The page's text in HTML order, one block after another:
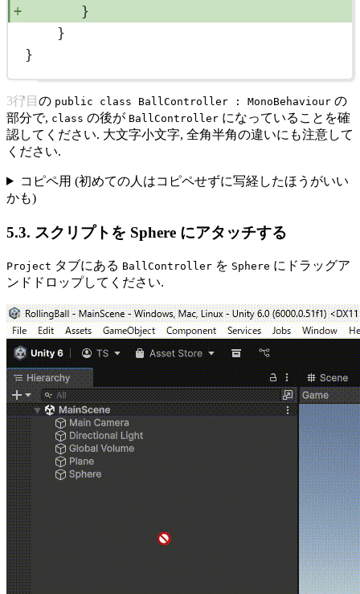
}
}
}
3行目の public class BallController : MonoBehaviour の
部分で, class の後が BallController になっていることを確
認してください. 大文字小文字, 全角半角の違いにも注意して
ください.
コピペ用 (初めての人はコピペせずに写経したほうがいい
かも)
5.3. スクリプトを Sphere にアタッチする
Project タブにある BallController を Sphere にドラッグア
ンドドロップしてください.